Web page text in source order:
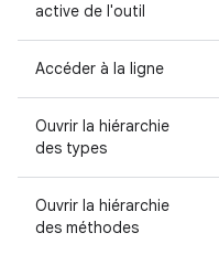
active de l'outil
Accéder à la ligne
Ouvrir la hiérarchie
des types
Ouvrir la hiérarchie
des méthodes